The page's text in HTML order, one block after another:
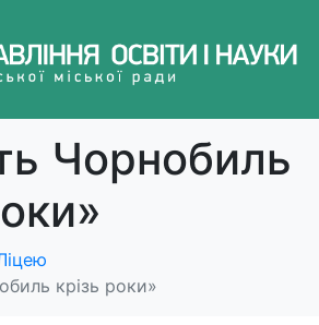
Чорнобиль
крізь роки»